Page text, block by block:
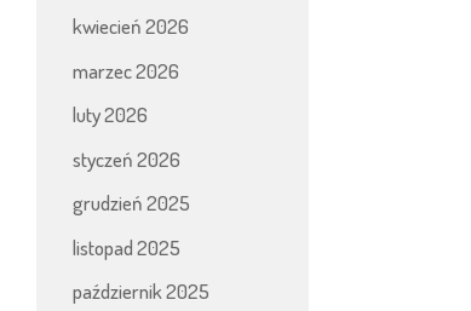
kwiecień 2026
marzec 2026
luty 2026
styczeń 2026
grudzień 2025
listopad 2025
październik 2025